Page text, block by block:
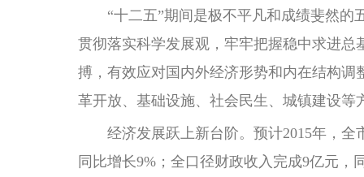
“十二五”期间是极不平凡和成绩斐然
贯彻落实科学发展观，牢牢把握稳中求进
搏，有效应对国内外经济形势和内在结构
革开放、基础设施、社会民生、城镇建设等
经济发展跃上新台阶。预计2015年，全
同比增长9%；全口径财政收入完成9亿元，